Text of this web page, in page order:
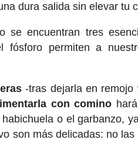
dura salida sin elevar tu
se encuentran tres
permiten a
-tras dejarla en remojo
con comino
o el garbanzo,
son más delicadas: no las